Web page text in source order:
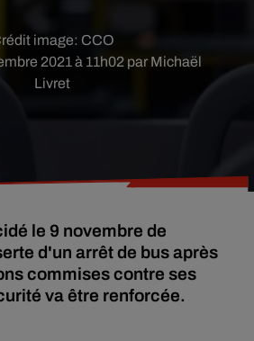
2021 à 11h02 par Michaël
Livret
image: CCO
le 9 novembre de
d'un arrêt de bus après
commises contre ses
va être renforcée.